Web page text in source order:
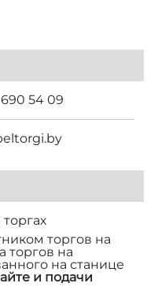
690 54 09
торгов на
торгов на
на станице
и подачи